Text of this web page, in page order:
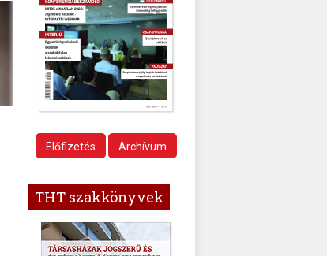
Előfizetés Archívum
THT szakkönyvek